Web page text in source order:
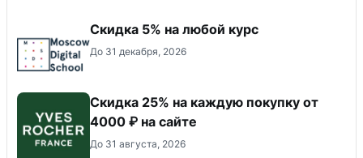
Скидка 5% на любой курс
До 31 декабря, 2026
Скидка 25% на каждую покупку от
4000 ₽ на сайте
До 31 августа, 2026